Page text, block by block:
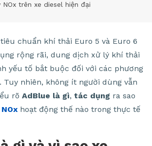
NOx trên xe diesel hiện đại
chuẩn khí thải Euro 5 và Euro 6
rộng rãi, dung dịch xử lý khí thải
yếu tố bắt buộc đối với các phương
Tuy nhiên, không ít người dùng vẫn
rõ AdBlue là gì, tác dụng ra sao
hoạt động thế nào trong thực tế